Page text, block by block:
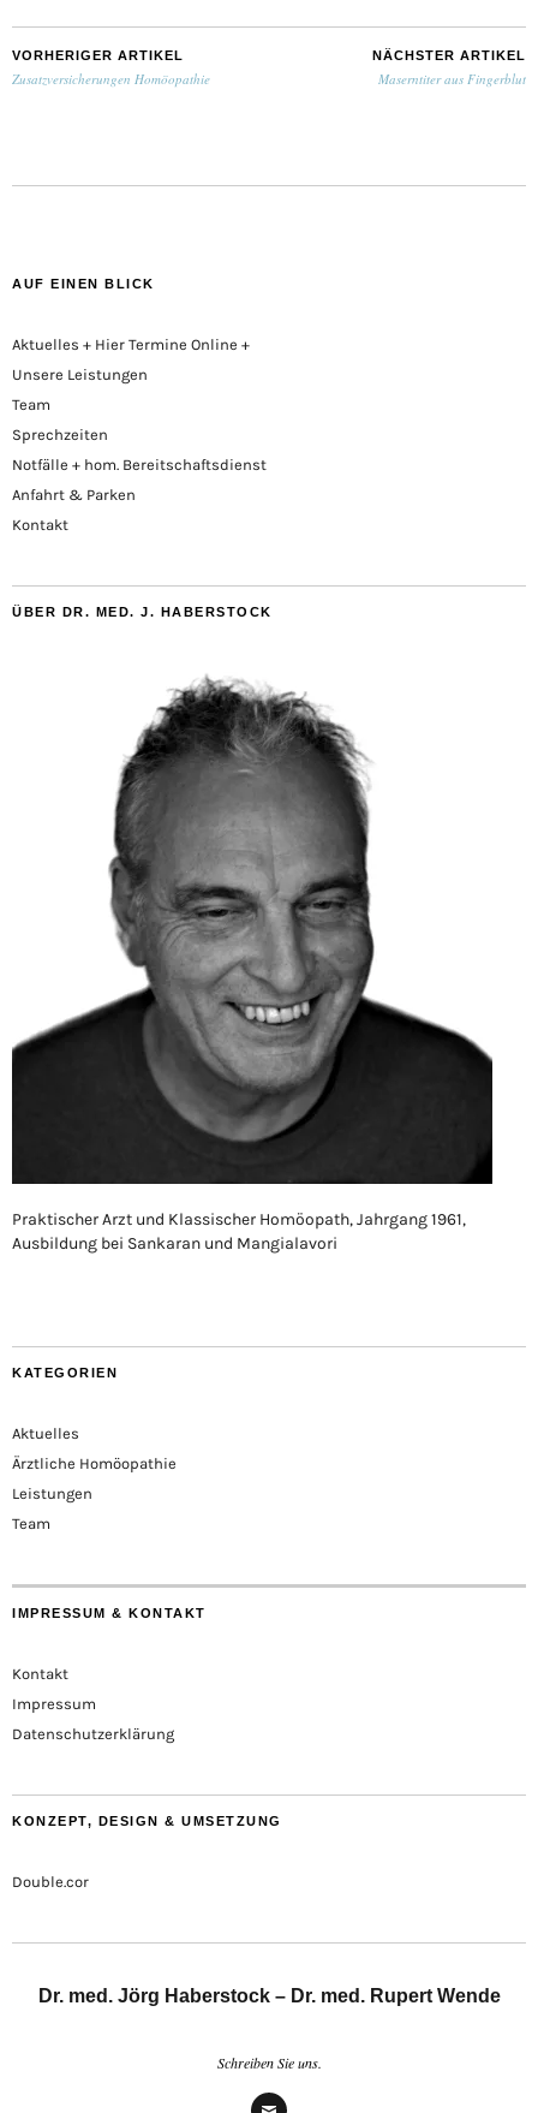
VORHERIGER ARTIKEL
Zusatzversicherungen Homöopathie
NÄCHSTER ARTIKEL
Maserntiter aus Fingerblut
AUF EINEN BLICK
Aktuelles + Hier Termine Online +
Unsere Leistungen
Team
Sprechzeiten
Notfälle + hom. Bereitschaftsdienst
Anfahrt & Parken
Kontakt
ÜBER DR. MED. J. HABERSTOCK
Praktischer Arzt und Klassischer Homöopath, Jahrgang 1961,
Ausbildung bei Sankaran und Mangialavori
KATEGORIEN
Aktuelles
Ärztliche Homöopathie
Leistungen
Team
IMPRESSUM & KONTAKT
Kontakt
Impressum
Datenschutzerklärung
KONZEPT, DESIGN & UMSETZUNG
Double.cor
Dr. med. Jörg Haberstock – Dr. med. Rupert Wende
Schreiben Sie uns.